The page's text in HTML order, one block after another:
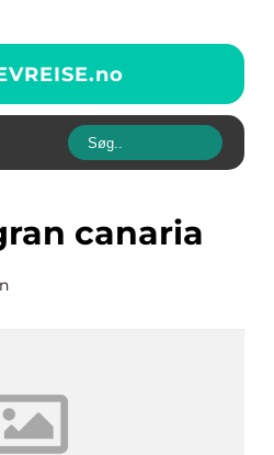
no
canaria